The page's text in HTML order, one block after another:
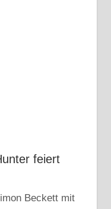
feiert
Beckett mit